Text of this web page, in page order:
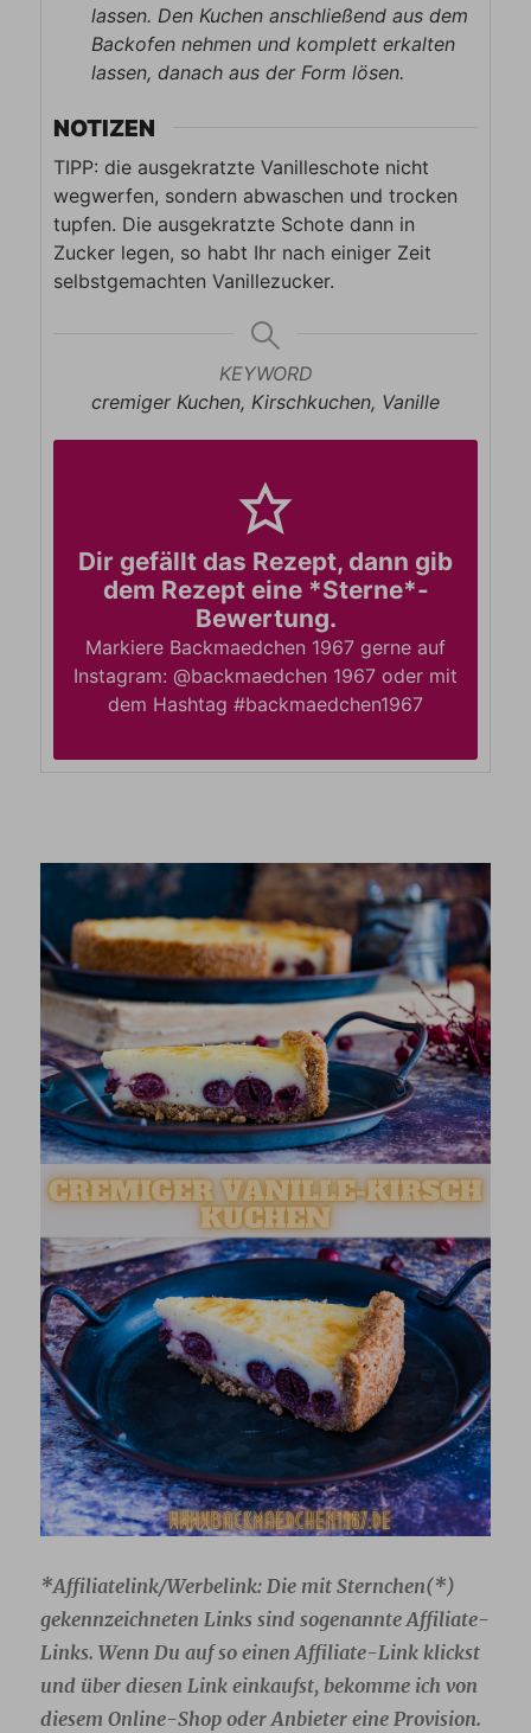
lassen. Den Kuchen anschließend aus dem
Backofen nehmen und komplett erkalten
lassen, danach aus der Form lösen.
NOTIZEN
TIPP: die ausgekratzte Vanilleschote nicht
wegwerfen, sondern abwaschen und trocken
tupfen. Die ausgekratzte Schote dann in
Zucker legen, so habt Ihr nach einiger Zeit
selbstgemachten Vanillezucker.
KEYWORD
cremiger Kuchen, Kirschkuchen, Vanille
Dir gefällt das Rezept, dann gib
dem Rezept eine *Sterne*-
Bewertung.
Markiere Backmaedchen 1967 gerne auf
Instagram: @backmaedchen 1967 oder mit
dem Hashtag #backmaedchen1967
*Affiliatelink/Werbelink: Die mit Sternchen(*)
gekennzeichneten Links sind sogenannte Affiliate-
Links. Wenn Du auf so einen Affiliate-Link klickst
und über diesen Link einkaufst, bekomme ich von
diesem Online-Shop oder Anbieter eine Provision.